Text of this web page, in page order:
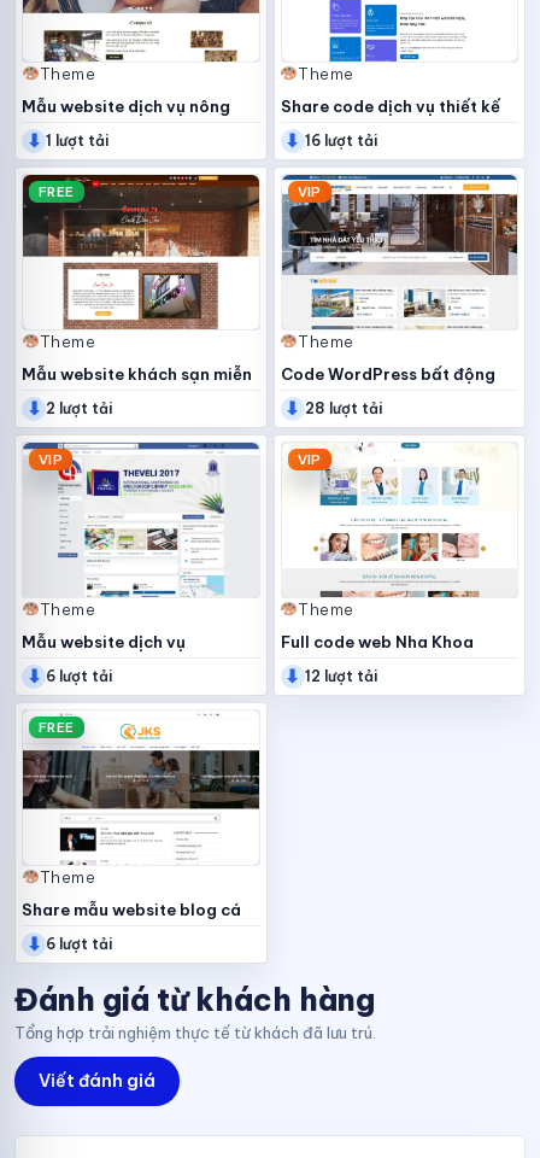
Theme
Mẫu website dịch vụ nông
nghiệp
⬇ 1 lượt tải
Theme
Share code dịch vụ thiết kế
web
⬇ 16 lượt tải
FREE
Theme
Mẫu website khách sạn miễn
phí
⬇ 2 lượt tải
VIP
Theme
Code WordPress bất động
sản
⬇ 28 lượt tải
VIP
Theme
Mẫu website dịch vụ
facebook
⬇ 6 lượt tải
VIP
Theme
Full code web Nha Khoa
⬇ 12 lượt tải
FREE
Theme
Share mẫu website blog cá
nhân
⬇ 6 lượt tải
Đánh giá từ khách hàng
Tổng hợp trải nghiệm thực tế từ khách đã lưu trú.
Viết đánh giá